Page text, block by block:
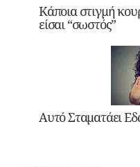
Κάποια στιγμή
είσαι “σωστός”
Αυτό Σταματάει